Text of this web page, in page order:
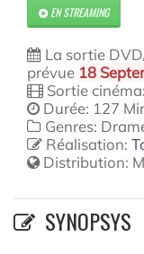
EN STREAMING
La sortie
prévue 18
Sortie cinéma:
Durée: 127
Genres:
Réalisation:
Distribution:
SYNOPSYS